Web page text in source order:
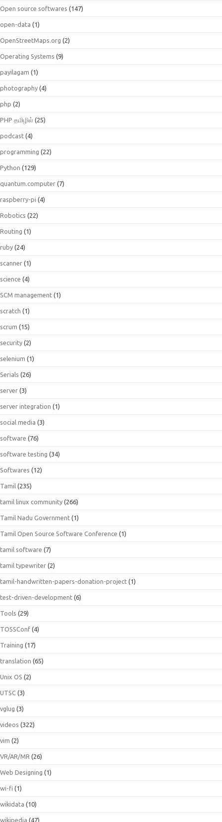
Open source softwares (147)
open-data (1)
OpenStreetMaps.org (2)
Operating Systems (9)
payilagam (1)
photography (4)
php (2)
PHP தமிழில் (25)
podcast (4)
programming (22)
Python (129)
quantum.computer (7)
raspberry-pi (4)
Robotics (22)
Routing (1)
ruby (24)
scanner (1)
science (4)
SCM management (1)
scratch (1)
scrum (15)
security (2)
selenium (1)
Serials (26)
server (3)
server integration (1)
social media (3)
software (76)
software testing (34)
Softwares (12)
Tamil (235)
tamil linux community (266)
Tamil Nadu Government (1)
Tamil Open Source Software Conference (1)
tamil software (7)
tamil typewriter (2)
tamil-handwritten-papers-donation-project (1)
test-driven-development (6)
Tools (29)
TOSSConf (4)
Training (17)
translation (65)
Unix OS (2)
UTSC (3)
vglug (3)
videos (322)
vim (2)
VR/AR/MR (26)
Web Designing (1)
wi-fi (1)
wikidata (10)
wikipedia (47)